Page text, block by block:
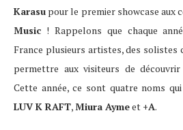
Karasu pour le premier showcase aux
Music ! Rappelons que chaque
France plusieurs artistes, des solistes
permettre aux visiteurs de
Cette année, ce sont quatre noms
LUV K RAFT,Miura Aymeet +A.